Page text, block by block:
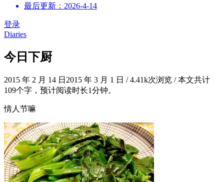
最后更新：2026-4-14
登录
Diaries
今日下厨
2015 年 2 月 14 日 2015 年 3 月 1 日 /4.41k次浏览 /本文共计
109个字，预计阅读时长1分钟。
情人节嘛